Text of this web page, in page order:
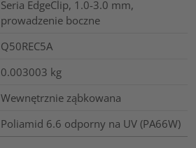
Seria EdgeClip, 1.0-3.0 mm,
prowadzenie boczne
Q50REC5A
0.003003 kg
Wewnętrznie ząbkowana
Poliamid 6.6 odporny na UV (PA66W)